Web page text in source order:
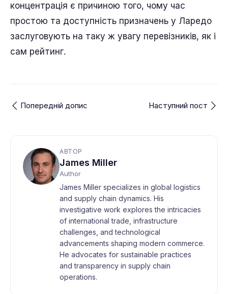
концентрація є причиною того, чому час
простою та доступність призначень у Ларедо
заслуговують на таку ж увагу перевізників, як і
сам рейтинг.
Попередній допис Наступний пост
АВТОР
James Miller
Author
James Miller specializes in global logistics
and supply chain dynamics. His
investigative work explores the intricacies
of international trade, infrastructure
challenges, and technological
advancements shaping modern commerce.
He advocates for sustainable practices
and transparency in supply chain
operations.